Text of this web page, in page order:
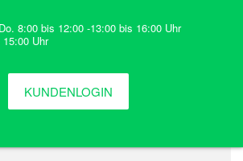
8:00 bis 12:00 -13:00 bis 16:00 Uhr
15:00 Uhr
KUNDENLOGIN